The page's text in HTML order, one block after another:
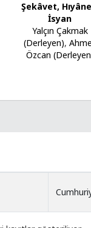
Şekâvet,
İsyan
Yalçın Çakmak
(Derleyen),
Özcan